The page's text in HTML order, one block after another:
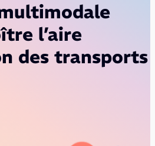
l’aire
des transports